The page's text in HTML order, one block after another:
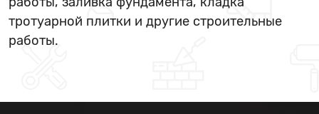
тротуарной плитки и другие строительные
работы.